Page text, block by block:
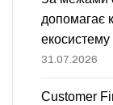
допомагає
екосистему
31.07.2026
Customer